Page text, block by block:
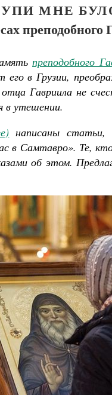
МНЕ
преподобного
преподобного
в Грузии,
Гавриила не
утешении.
написаны
в Самтавро». Те,
об этом.
Как найти своё место в жизни
Кирилл Мурышев